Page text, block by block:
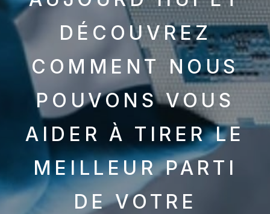
DÉCOUVREZ
COMMENT NOUS
POUVONS VOUS
AIDER À TIRER LE
MEILLEUR PARTI
DE VOTRE